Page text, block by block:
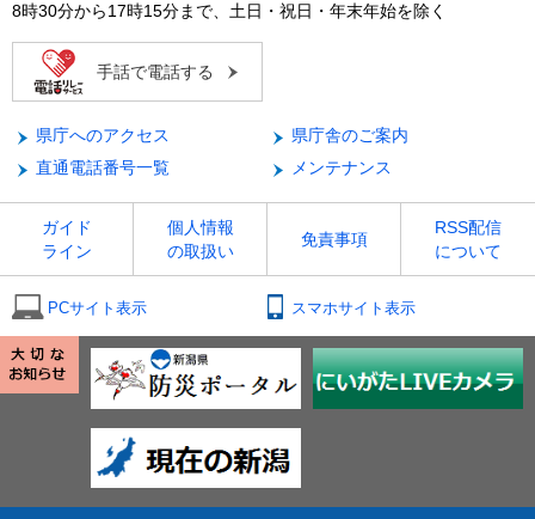
8時30分から17時15分まで、土日・祝日・年末年始を除く
手話で電話する
県庁へのアクセス
県庁舎のご案内
直通電話番号一覧
メンテナンス
ガイド
ライン
個人情報
の取扱い
免責事項
RSS配信
について
PCサイト表示 スマホサイト表示